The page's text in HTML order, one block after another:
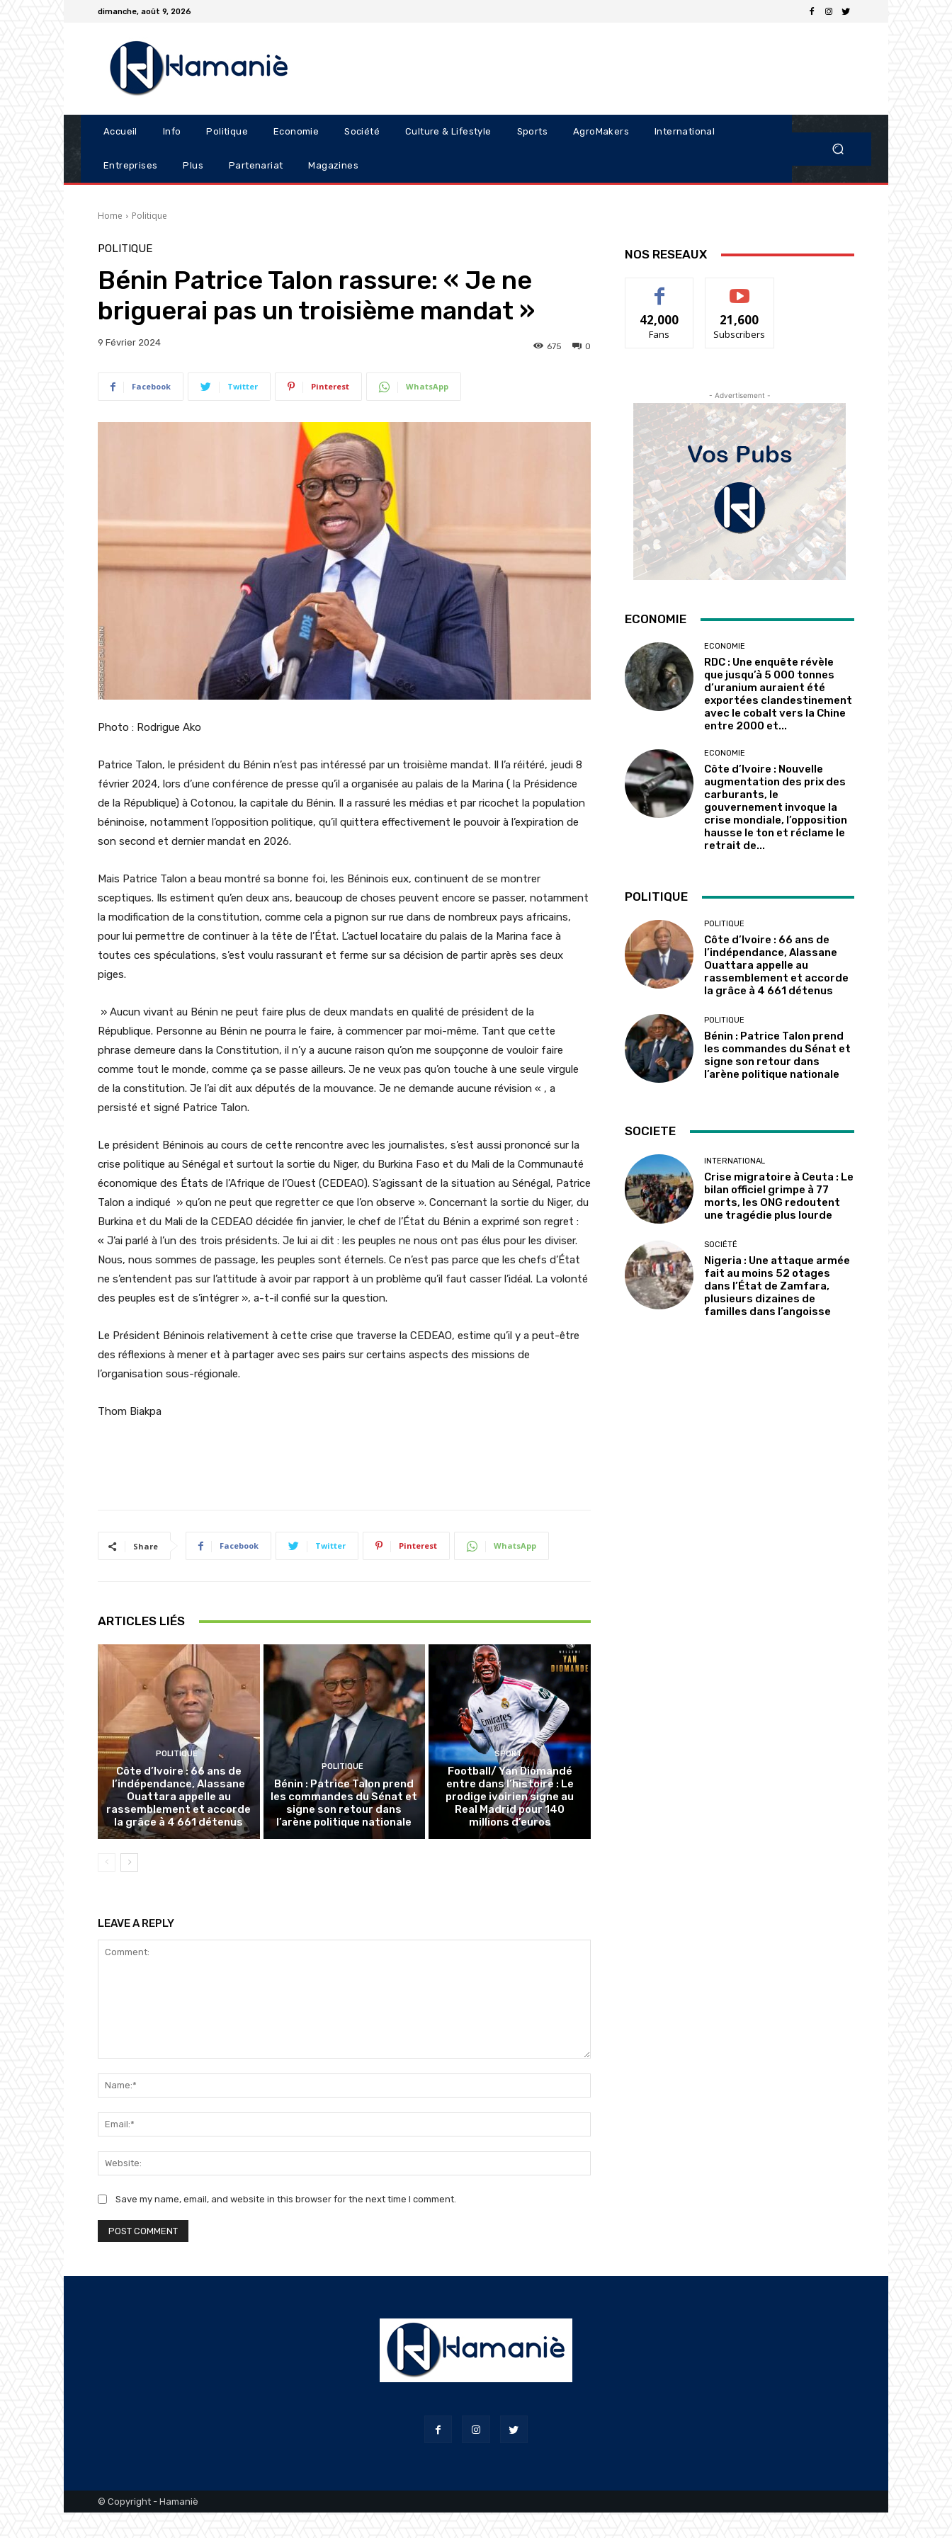
dimanche, août 9, 2026
Accueil Info Politique Economie Société Culture & Lifestyle Sports AgroMakers International
Entreprises Plus Partenariat Magazines
Home Politique
POLITIQUE
Bénin Patrice Talon rassure: « Je ne
briguerai pas un troisième mandat »
9 Février 2024 0
675
Facebook Twitter Pinterest WhatsApp
Photo : Rodrigue Ako
Patrice Talon, le président du Bénin n’est pas intéressé par un troisième mandat. Il l’a réitéré, jeudi 8
février 2024, lors d’une conférence de presse qu’il a organisée au palais de la Marina ( la Présidence
de la République) à Cotonou, la capitale du Bénin. Il a rassuré les médias et par ricochet la population
béninoise, notamment l’opposition politique, qu’il quittera effectivement le pouvoir à l’expiration de
son second et dernier mandat en 2026.
Mais Patrice Talon a beau montré sa bonne foi, les Béninois eux, continuent de se montrer
sceptiques. Ils estiment qu’en deux ans, beaucoup de choses peuvent encore se passer, notamment
la modification de la constitution, comme cela a pignon sur rue dans de nombreux pays africains,
pour lui permettre de continuer à la tête de l’État. L’actuel locataire du palais de la Marina face à
toutes ces spéculations, s’est voulu rassurant et ferme sur sa décision de partir après ses deux
piges.
» Aucun vivant au Bénin ne peut faire plus de deux mandats en qualité de président de la
République. Personne au Bénin ne pourra le faire, à commencer par moi-même. Tant que cette
phrase demeure dans la Constitution, il n’y a aucune raison qu’on me soupçonne de vouloir faire
comme tout le monde, comme ça se passe ailleurs. Je ne veux pas qu’on touche à une seule virgule
de la constitution. Je l’ai dit aux députés de la mouvance. Je ne demande aucune révision « , a
persisté et signé Patrice Talon.
Le président Béninois au cours de cette rencontre avec les journalistes, s’est aussi prononcé sur la
crise politique au Sénégal et surtout la sortie du Niger, du Burkina Faso et du Mali de la Communauté
économique des États de l’Afrique de l’Ouest (CEDEAO). S’agissant de la situation au Sénégal, Patrice
Talon a indiqué » qu’on ne peut que regretter ce que l’on observe ». Concernant la sortie du Niger, du
Burkina et du Mali de la CEDEAO décidée fin janvier, le chef de l’État du Bénin a exprimé son regret :
« J’ai parlé à l’un des trois présidents. Je lui ai dit : les peuples ne nous ont pas élus pour les diviser.
Nous, nous sommes de passage, les peuples sont éternels. Ce n’est pas parce que les chefs d’État
ne s’entendent pas sur l’attitude à avoir par rapport à un problème qu’il faut casser l’idéal. La volonté
des peuples est de s’intégrer », a-t-il confié sur la question.
Le Président Béninois relativement à cette crise que traverse la CEDEAO, estime qu’il y a peut-être
des réflexions à mener et à partager avec ses pairs sur certains aspects des missions de
l’organisation sous-régionale.
Thom Biakpa
Share Facebook Twitter Pinterest WhatsApp
ARTICLES LIÉS
POLITIQUE
Côte d’Ivoire : 66 ans de
l’indépendance, Alassane
Ouattara appelle au
rassemblement et accorde
la grâce à 4 661 détenus
POLITIQUE
Bénin : Patrice Talon prend
les commandes du Sénat et
signe son retour dans
l’arène politique nationale
SPORT
Football/ Yan Diomandé
entre dans l’histoire : Le
prodige ivoirien signe au
Real Madrid pour 140
millions d’euros
LEAVE A REPLY
Save my name, email, and website in this browser for the next time I comment.
NOS RESEAUX
42,000
Fans
21,600
Subscribers
- Advertisement -
ECONOMIE
ECONOMIE
RDC : Une enquête révèle
que jusqu’à 5 000 tonnes
d’uranium auraient été
exportées clandestinement
avec le cobalt vers la Chine
entre 2000 et...
ECONOMIE
Côte d’Ivoire : Nouvelle
augmentation des prix des
carburants, le
gouvernement invoque la
crise mondiale, l’opposition
hausse le ton et réclame le
retrait de...
POLITIQUE
POLITIQUE
Côte d’Ivoire : 66 ans de
l’indépendance, Alassane
Ouattara appelle au
rassemblement et accorde
la grâce à 4 661 détenus
POLITIQUE
Bénin : Patrice Talon prend
les commandes du Sénat et
signe son retour dans
l’arène politique nationale
SOCIETE
INTERNATIONAL
Crise migratoire à Ceuta : Le
bilan officiel grimpe à 77
morts, les ONG redoutent
une tragédie plus lourde
SOCIÉTÉ
Nigeria : Une attaque armée
fait au moins 52 otages
dans l’État de Zamfara,
plusieurs dizaines de
familles dans l’angoisse
© Copyright - Hamaniè